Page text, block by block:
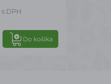
s DPH
Do košíka